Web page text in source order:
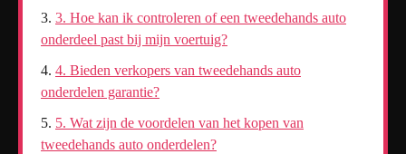
3. Hoe kan ik controleren of een tweedehands auto
onderdeel past bij mijn voertuig?
4. Bieden verkopers van tweedehands auto
onderdelen garantie?
5. Wat zijn de voordelen van het kopen van
tweedehands auto onderdelen?